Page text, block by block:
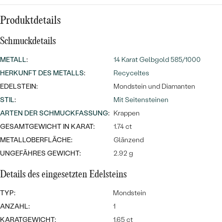
Wave Kollektion
NACH DER FARBE
MASSGEFERTIGTER
DIAMANTEN
Ohrrinnge
ANSEHEN
Personalisierte
Halsketten
ANSEHEN
Meistverkaufte
Ringe
ANSEHEN
Produktdetails
Schmuckdetails
METALL:
14 Karat Gelbgold 585/1000
HERKUNFT DES METALLS:
Recyceltes
EDELSTEIN:
Mondstein und Diamanten
STIL:
Mit Seitensteinen
ARTEN DER SCHMUCKFASSUNG: Krappen
GESAMTGEWICHT IN KARAT:
1.74 ct
METALLOBERFLÄCHE:
Glänzend
UNGEFÄHRES GEWICHT:
2.92 g
Details des eingesetzten Edelsteins
TYP:
Mondstein
ANZAHL:
1
KARATGEWICHT:
1.65 ct